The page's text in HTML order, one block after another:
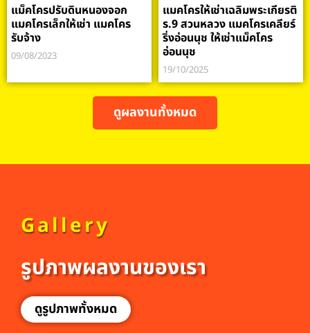
แม็คโครปรับดินหนองจอก
แมคโครเล็กให้เช่า แมคโคร
รับจ้าง
09/08/2023
แมคโครให้เช่าเฉลิมพระเกียรติ
ร.9 สวนหลวง แมคโครเคลียร์
ริ่งอ่อนนุช ให้เช่าแม็คโคร
อ่อนนุช
19/10/2025
ดูผลงานทั้งหมด
Gallery
รูปภาพผลงานของเรา
ดูรูปภาพทั้งหมด